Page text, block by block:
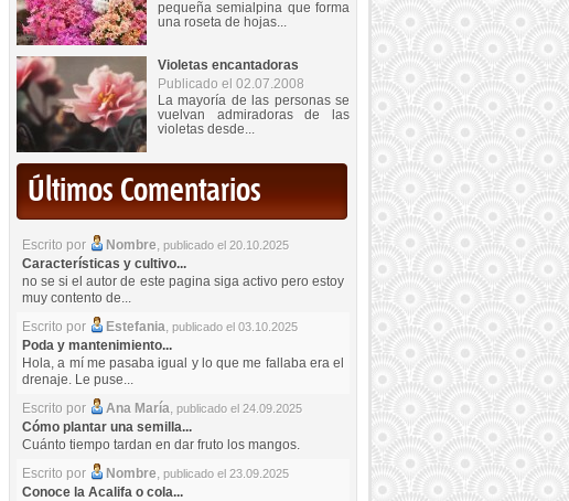
pequeña semialpina que forma
una roseta de hojas...
Violetas encantadoras
Publicado el 02.07.2008
La mayoría de las personas se
vuelvan admiradoras de las
violetas desde...
Últimos Comentarios
Escrito por Nombre, publicado el 20.10.2025
Características y cultivo...
no se si el autor de este pagina siga activo pero estoy
muy contento de...
Escrito por
Estefania, publicado el 03.10.2025
Poda y mantenimiento...
Hola, a mí me pasaba igual y lo que me fallaba era el
drenaje. Le puse...
Escrito por
Ana María, publicado el 24.09.2025
Cómo plantar una semilla...
Cuánto tiempo tardan en dar fruto los mangos.
Escrito por
Nombre, publicado el 23.09.2025
Conoce la Acalifa o cola...